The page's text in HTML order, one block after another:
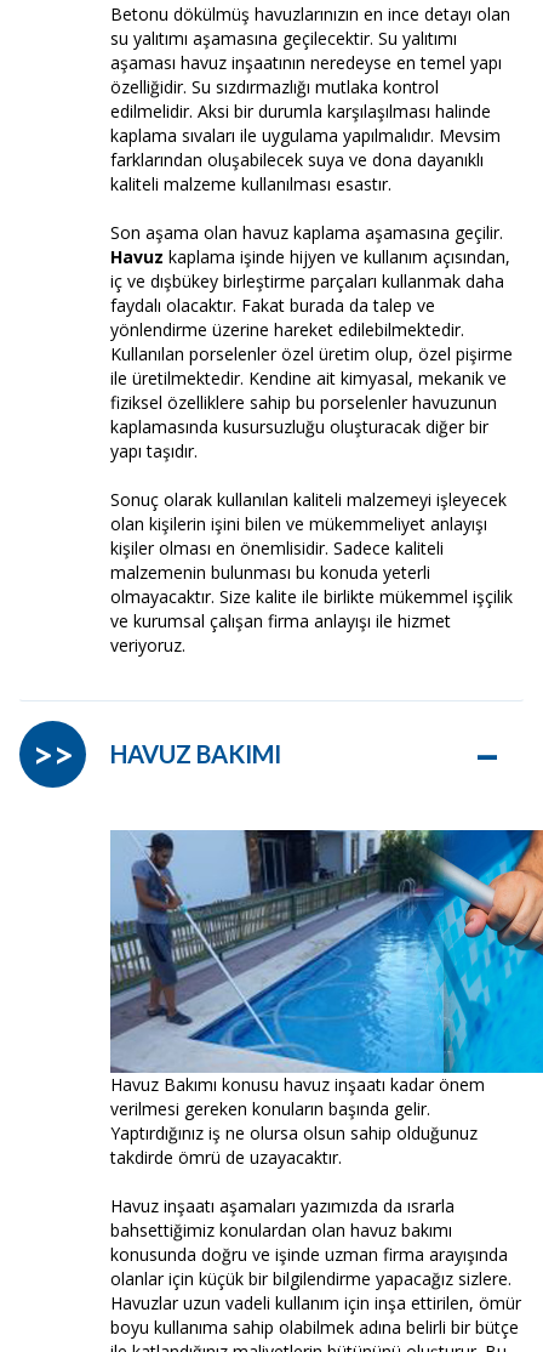
Betonu dökülmüş havuzlarınızın en ince detayı olan
su yalıtımı aşamasına geçilecektir. Su yalıtımı
aşaması havuz inşaatının neredeyse en temel yapı
özelliğidir. Su sızdırmazlığı mutlaka kontrol
edilmelidir. Aksi bir durumla karşılaşılması halinde
kaplama sıvaları ile uygulama yapılmalıdır. Mevsim
farklarından oluşabilecek suya ve dona dayanıklı
kaliteli malzeme kullanılması esastır.
Son aşama olan havuz kaplama aşamasına geçilir.
Havuz kaplama işinde hijyen ve kullanım açısından,
iç ve dışbükey birleştirme parçaları kullanmak daha
faydalı olacaktır. Fakat burada da talep ve
yönlendirme üzerine hareket edilebilmektedir.
Kullanılan porselenler özel üretim olup, özel pişirme
ile üretilmektedir. Kendine ait kimyasal, mekanik ve
fiziksel özelliklere sahip bu porselenler havuzunun
kaplamasında kusursuzluğu oluşturacak diğer bir
yapı taşıdır.
Sonuç olarak kullanılan kaliteli malzemeyi işleyecek
olan kişilerin işini bilen ve mükemmeliyet anlayışı
kişiler olması en önemlisidir. Sadece kaliteli
malzemenin bulunması bu konuda yeterli
olmayacaktır. Size kalite ile birlikte mükemmel işçilik
ve kurumsal çalışan firma anlayışı ile hizmet
veriyoruz.
HAVUZ BAKIMI –
>>
Havuz Bakımı konusu havuz inşaatı kadar önem
verilmesi gereken konuların başında gelir.
Yaptırdığınız iş ne olursa olsun sahip olduğunuz
takdirde ömrü de uzayacaktır.
Havuz inşaatı aşamaları yazımızda da ısrarla
bahsettiğimiz konulardan olan havuz bakımı
konusunda doğru ve işinde uzman firma arayışında
olanlar için küçük bir bilgilendirme yapacağız sizlere.
Havuzlar uzun vadeli kullanım için inşa ettirilen, ömür
boyu kullanıma sahip olabilmek adına belirli bir bütçe